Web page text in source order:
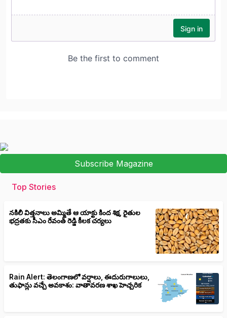
Subscribe Magazine
Top Stories
నకిలీ విత్తనాలు అమ్మితే ఆ యాక్టు కింద శిక్ష, రైతుల
భద్రతకు సీఎం రేవంత్ రెడ్డి కీలక చర్యలు
Rain Alert: తెలంగాణలో వర్షాలు, ఈదురుగాలులు,
తుఫాన్లు వచ్చే అవకాశం: వాతావరణ శాఖ హెచ్చరిక